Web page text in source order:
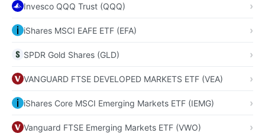
Invesco QQQ Trust (QQQ)
iShares MSCI EAFE ETF (EFA)
SPDR Gold Shares (GLD)
VANGUARD FTSE DEVELOPED MARKETS ETF (VEA)
iShares Core MSCI Emerging Markets ETF (IEMG)
Vanguard FTSE Emerging Markets ETF (VWO)